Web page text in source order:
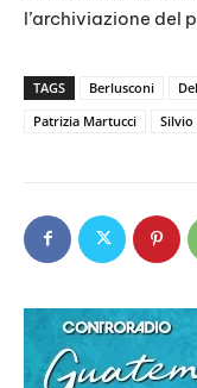
l’archiviazione del
TAGS Berlusconi
Patrizia Martucci
Silvio